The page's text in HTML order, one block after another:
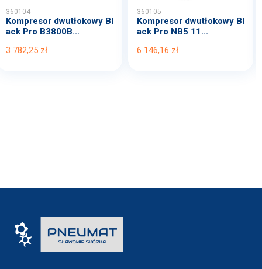
360104
Kompresor dwutłokowy Bl
ack Pro B3800B...
3 782,25 zł
360105
Kompresor dwutłokowy Bl
ack Pro NB5 11...
6 146,16 zł